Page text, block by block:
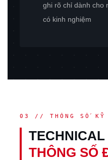
ghi rõ chỉ dành cho
có kinh nghiệm
03 // THÔNG SỐ KỸ
TECHNICAL
THÔNG SỐ